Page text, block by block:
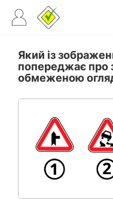
Який із
попереджає про
обмеженою